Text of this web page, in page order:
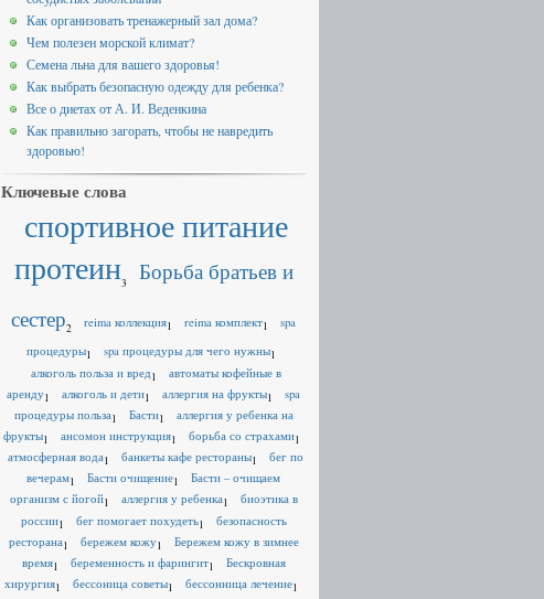
Как организовать тренажерный зал дома?
Чем полезен морской климат?
Семена льна для вашего здоровья!
Как выбрать безопасную одежду для ребенка?
Все о диетах от А. И. Веденкина
Как правильно загорать, чтобы не навредить
здоровью!
Ключевые слова
спортивное питание
протеин3
Борьба братьев и
сестер2 reima коллекция1 reima комплект1
spa
процедуры1 spa процедуры для чего нужны1
алкоголь польза и вред1
автоматы кофейные в
аренду1 алкоголь и дети1 аллергия на фрукты1
spa
процедуры польза1 Басти1
аллергия у ребенка на
фрукты1 ансомон инструкция1 борьба со страхами1
атмосферная вода1 банкеты кафе рестораны1
бег по
вечерам1 Басти очищение1
Басти – очищаем
организм с йогой1 аллергия у ребенка1
биоэтика в
россии1 бег помогает похудеть1
безопасность
ресторана1 бережем кожу1
Бережем кожу в зимнее
время1 беременность и фарингит1
Бескровная
хирургия1 бессоница советы1 бессонница лечение1